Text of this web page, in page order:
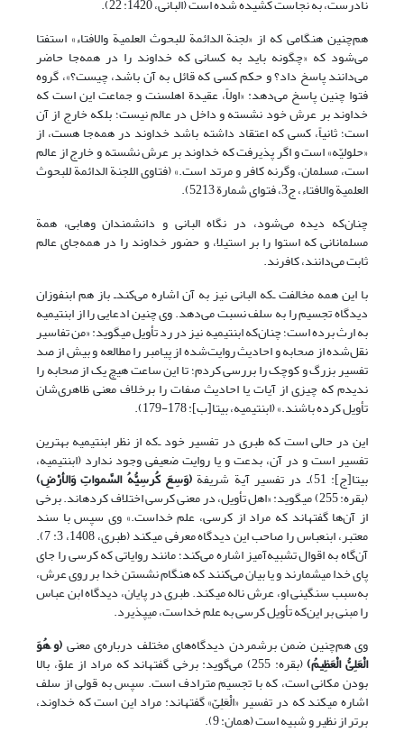
نادرست، به نجاست کشیده شده است (البانی، 1420: 22).
هم‌چنین هنگامی که از «لجنة الدائمة للبحوث العلمیة والافتاء» استفتا
می‌شود که «چگونه باید به کسانی که خداوند را در همه‌جا حاضر
می‌دانند پاسخ داد؟ و حکم کسی که قائل به آن باشد، چیست؟»، گروه
فتوا چنین پاسخ می‌دهد: «اولاً، عقیدة اهل‏سنت و جماعت این است که
خداوند بر عرش خود نشسته و داخل در عالم نیست؛ بلکه خارج از آن
است؛ ثانیاً، کسی که اعتقاد داشته باشد خداوند در همه‌جا هست، از
«حلولیّه» است و اگر پذیرفت که خداوند بر عرش نشسته و خارج از عالم
است، مسلمان، وگرنه کافر و مرتد است.» (فتاوی اللجنة الدائمة للبحوث
العلمیة والافتاء، ج3، فتوای شمارة 5213).
چنان‌که دیده می‌شود، در نگاه البانی و دانشمندان وهابی، همة
مسلمانانی که استوا را بر استیلا، و حضور خداوند را در همه‌جای عالم
ثابت می‌دانند، کافرند.
با این همه مخالفت ـ‌که البانی نیز به آن اشاره می‌کندـ باز هم ابن‏فوزان
دیدگاه تجسیم را به سلف نسبت می‌دهد. وی چنین ادعایی را از ابن‏تیمیه
به ارث برده است؛ چنان‌که ابن‏تیمیه نیز در رد تأویل می‏گوید: «من تفاسیر
نقل‌شده از صحابه و احادیث روایت‌شده از پیامبر را مطالعه و بیش از صد
تفسیر بزرگ و کوچک را بررسی کردم؛ تا این ساعت هیچ یک از صحابه را
ندیدم که چیزی از آیات یا احادیث صفات را برخلاف معنی ظاهری‌شان
تأویل کرده باشند.» (ابن‏تیمیه، بی‏تا[ب]: 178-179).
این در حالی است که طبری در تفسیر خود ـ‌که از نظر ابن‏تیمیه بهترین
تفسیر است و در آن، بدعت و یا روایت ضعیفی وجود ندارد (ابن‏تیمیه،
بی‏تا[ج]: 51)ـ در تفسیر آیة شریفة (وَسِعَ کُرسِیُّهُ السَّمواتِ وَالأرْضِ)
(بقره: 255) می‏گوید: «اهل تأویل، در معنی کرسی اختلاف کرده‏اند. برخی
از آن‌ها گفته‏اند که مراد از کرسی، علم خداست.» وی سپس با سند
معتبر، ابن‏عباس را صاحب این دیدگاه معرفی می‏کند (طبری، 1408، 3: 7).
آن‌گاه به اقوال تشبیه‌آمیز اشاره می‌کند؛ مانند روایاتی که کرسی را جای
پای خدا می‏شمارند و یا بیان می‌کنند که هنگام نشستن خدا بر روی عرش،
به‌سبب سنگینی او، عرش ناله می‏کند. طبری در پایان، دیدگاه ابن عباس
را مبنی بر این‌که تأویل کرسی به علم خداست، می‏پذیرد.
وی هم‌چنین ضمن برشمردن دیدگاه‌های مختلف درباره‌ی معنی(و َهُوَ
الْعَلِیُّ الْعَظِیمُ) (بقره: 255) می‌گوید: برخی گفته‏اند که مراد از علوّ، بالا
بودن مکانی است، که با تجسیم مترادف است. سپس به قولی از سلف
اشاره می‏کند که در تفسیر «الْعَلِیّ» گفته‏اند: مراد این است که خداوند،
برتر از نظیر و شبیه است (همان: 9).